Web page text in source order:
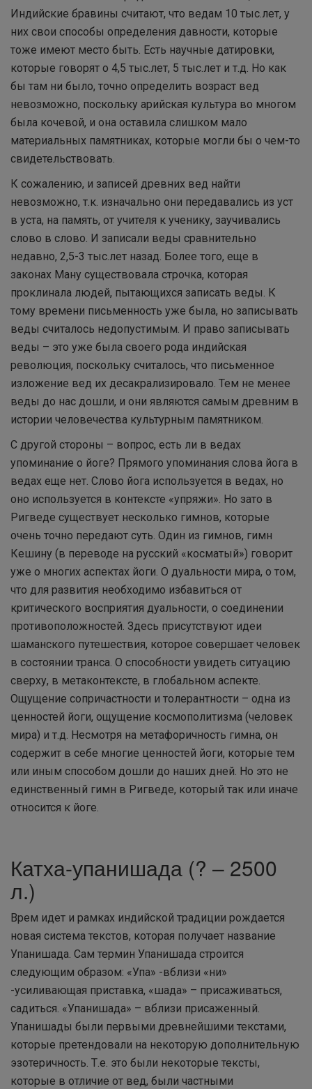
Индийские бравины считают, что ведам 10 тыс.лет, у
них свои способы определения давности, которые
тоже имеют место быть. Есть научные датировки,
которые говорят о 4,5 тыс.лет, 5 тыс.лет и т.д. Но как
бы там ни было, точно определить возраст вед
невозможно, поскольку арийская культура во многом
была кочевой, и она оставила слишком мало
материальных памятниках, которые могли бы о чем-то
свидетельствовать.
К сожалению, и записей древних вед найти
невозможно, т.к. изначально они передавались из уст
в уста, на память, от учителя к ученику, заучивались
слово в слово. И записали веды сравнительно
недавно, 2,5-3 тыс.лет назад. Более того, еще в
законах Ману существовала строчка, которая
проклинала людей, пытающихся записать веды. К
тому времени письменность уже была, но записывать
веды считалось недопустимым. И право записывать
веды – это уже была своего рода индийская
революция, поскольку считалось, что письменное
изложение вед их десакрализировало. Тем не менее
веды до нас дошли, и они являются самым древним в
истории человечества культурным памятником.
С другой стороны – вопрос, есть ли в ведах
упоминание о йоге? Прямого упоминания слова йога в
ведах еще нет. Слово йога используется в ведах, но
оно используется в контексте «упряжи». Но зато в
Ригведе существует несколько гимнов, которые
очень точно передают суть. Один из гимнов, гимн
Кешину (в переводе на русский «косматый») говорит
уже о многих аспектах йоги. О дуальности мира, о том,
что для развития необходимо избавиться от
критического восприятия дуальности, о соединении
противоположностей. Здесь присутствуют идеи
шаманского путешествия, которое совершает человек
в состоянии транса. О способности увидеть ситуацию
сверху, в метаконтексте, в глобальном аспекте.
Ощущение сопричастности и толерантности – одна из
ценностей йоги, ощущение космополитизма (человек
мира) и т.д. Несмотря на метафоричность гимна, он
содержит в себе многие ценностей йоги, которые тем
или иным способом дошли до наших дней. Но это не
единственный гимн в Ригведе, который так или иначе
относится к йоге.
Катха-упанишада (? – 2500
л.)
Врем идет и рамках индийской традиции рождается
новая система текстов, которая получает название
Упанишада. Сам термин Упанишада строится
следующим образом: «Упа» -вблизи «ни»
-усиливающая приставка, «шада» – присаживаться,
садиться. «Упанишада» – вблизи присаженный.
Упанишады были первыми древнейшими текстами,
которые претендовали на некоторую дополнительную
эзотеричность. Т.е. это были некоторые тексты,
которые в отличие от вед, были частными